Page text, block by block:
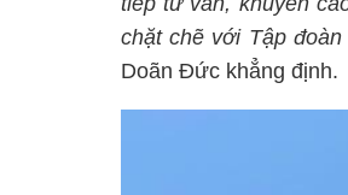
chặt chẽ với Tập
Doãn Đức khẳng định.